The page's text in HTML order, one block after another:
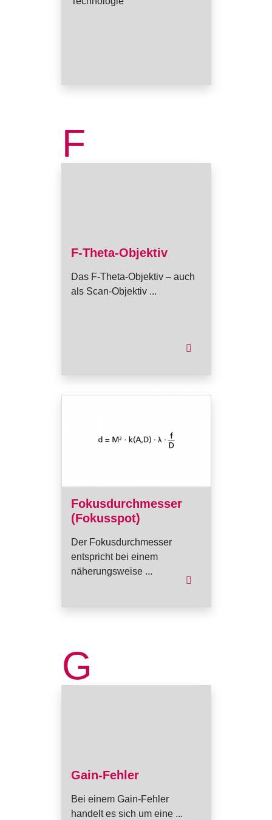
F
F-Theta-Objektiv
Das F-Theta-Objektiv – auch
als Scan-Objektiv ...
Fokusdurchmesser
(Fokusspot)
Der Fokusdurchmesser
entspricht bei einem
näherungsweise ...
G
Gain-Fehler
Bei einem Gain-Fehler
handelt es sich um eine ...